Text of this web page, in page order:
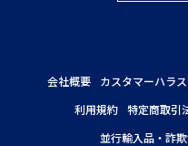
会社概要 カスタマーハラ
利用規約 特定商取引
並行輸入品・詐